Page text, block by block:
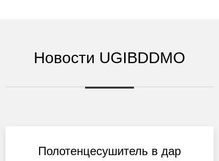
Новости UGIBDDMO
Полотенцесушитель в дар